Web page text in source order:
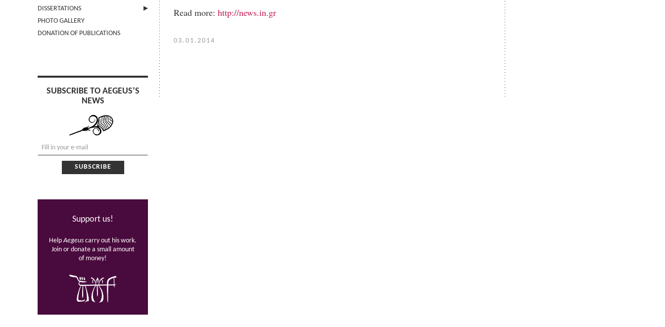
DISSERTATIONS
SUBMIT AN ABSTRACT
PHOTO GALLERY
DONATION OF PUBLICATIONS
SUBSCRIBE TO AEGEUS’S
NEWS
Support us!
HelpAegeuscarry out his work.
Join or donate a small amount
of money!
Read more: http://news.in.gr
03.01.2014